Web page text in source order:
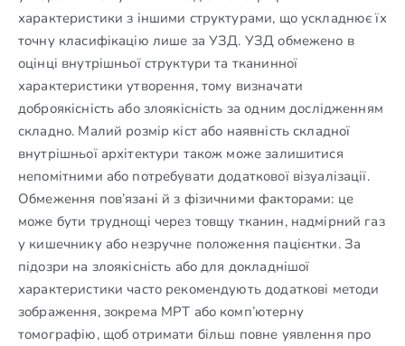
характеристики з іншими структурами, що ускладнює їх
точну класифікацію лише за УЗД. УЗД обмежено в
оцінці внутрішньої структури та тканинної
характеристики утворення, тому визначати
доброякісність або злоякісність за одним дослідженням
складно. Малий розмір кіст або наявність складної
внутрішньої архітектури також може залишитися
непомітними або потребувати додаткової візуалізації.
Обмеження пов’язані й з фізичними факторами: це
може бути труднощі через товщу тканин, надмірний газ
у кишечнику або незручне положення пацієнтки. За
підозри на злоякісність або для докладнішої
характеристики часто рекомендують додаткові методи
зображення, зокрема МРТ або комп’ютерну
томографію, щоб отримати більш повне уявлення про